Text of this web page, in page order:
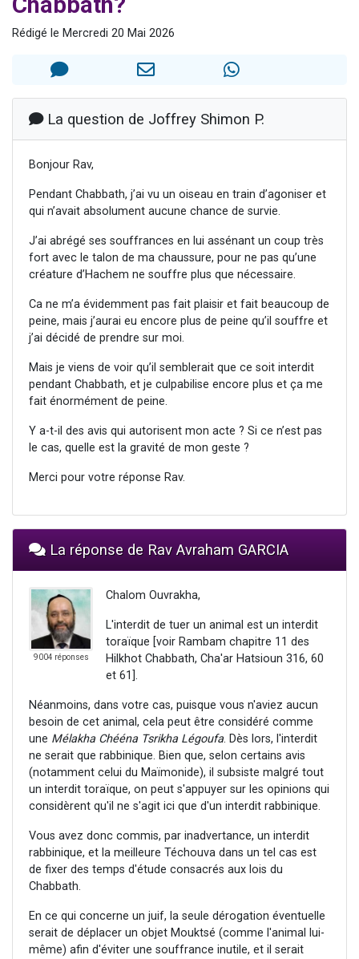
Il reste 49 places pour étudier en groupe sur Zoom
Ariel vient de donner son Maasser
Rédigé le Mercredi 20 Mai 2026
La question de Joffrey Shimon P.
Bonjour Rav,
Pendant Chabbath, j’ai vu un oiseau en train d’agoniser et
qui n’avait absolument aucune chance de survie.
J’ai abrégé ses souffrances en lui assénant un coup très
fort avec le talon de ma chaussure, pour ne pas qu’une
créature d’Hachem ne souffre plus que nécessaire.
Ca ne m’a évidemment pas fait plaisir et fait beaucoup de
peine, mais j’aurai eu encore plus de peine qu’il souffre et
j’ai décidé de prendre sur moi.
Mais je viens de voir qu’il semblerait que ce soit interdit
pendant Chabbath, et je culpabilise encore plus et ça me
fait énormément de peine.
Y a-t-il des avis qui autorisent mon acte ? Si ce n’est pas
le cas, quelle est la gravité de mon geste ?
Merci pour votre réponse Rav.
La réponse de Rav Avraham GARCIA
9004 réponses
Chalom Ouvrakha,
L'interdit de tuer un animal est un interdit
toraïque [voir Rambam chapitre 11 des
Hilkhot Chabbath, Cha'ar Hatsioun 316, 60
et 61].
Néanmoins, dans votre cas, puisque vous n'aviez aucun
besoin de cet animal, cela peut être considéré comme
une Mélakha Chééna Tsrikha Légoufa. Dès lors, l'interdit
ne serait que rabbinique. Bien que, selon certains avis
(notamment celui du Maïmonide), il subsiste malgré tout
un interdit toraïque, on peut s'appuyer sur les opinions qui
considèrent qu'il ne s'agit ici que d'un interdit rabbinique.
Vous avez donc commis, par inadvertance, un interdit
rabbinique, et la meilleure Téchouva dans un tel cas est
de fixer des temps d'étude consacrés aux lois du
Chabbath.
En ce qui concerne un juif, la seule dérogation éventuelle
serait de déplacer un objet Mouktsé (comme l'animal lui-
même) afin d'éviter une souffrance inutile, et il serait